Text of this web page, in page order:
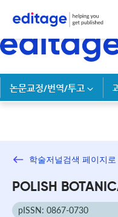
논문교정/번역/투고
학술저널검색 페이지로
POLISH
pISSN: 0867-0730